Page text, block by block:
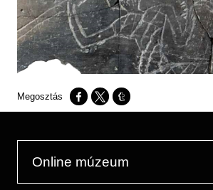
Opens in a new window
Opens in a new window
Opens in a new window
Online múzeum